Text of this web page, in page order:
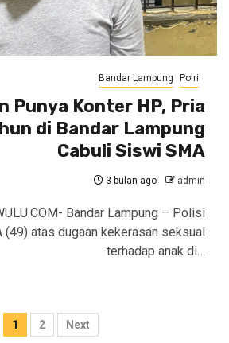
Bandar Lampung Polri
Punya Konter HP, Pria
di Bandar Lampung
Cabuli Siswi SMA
3 bulan ago admin
Bandar Lampung – Polisi
(49) atas dugaan kekerasan seksual
terhadap anak di…
Paginasi
1 2 Next